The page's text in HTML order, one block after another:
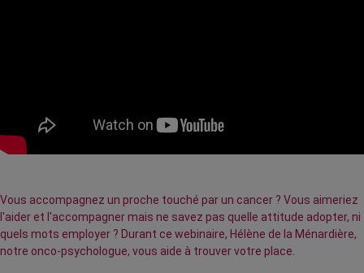
Vous accompagnez un proche touché par un cancer ? Vous aimeriez
l'aider et l'accompagner mais ne savez pas quelle attitude adopter, ni
quels mots employer ? Durant ce webinaire, Hélène de la Ménardière,
notre onco-psychologue, vous aide à trouver votre place.